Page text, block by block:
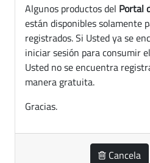
Algunos productos del Portal
están disponibles solamente
registrados. Si Usted ya se
iniciar sesión para consumir
Usted no se encuentra
manera gratuita.
Gracias.
Cancela